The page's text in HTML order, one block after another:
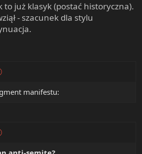
to już klasyk (postać historyczna).
- szacunek dla stylu
manifestu: